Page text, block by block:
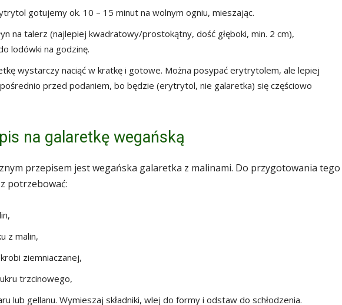
gotujemy ok. 10 – 15 minut na wolnym ogniu, mieszając.
na talerz (najlepiej kwadratowy/prostokątny, dość głęboki, min. 2 cm),
lodówki na godzinę.
wystarczy naciąć w kratkę i gotowe. Można posypać erytrytolem, ale lepiej
przed podaniem, bo będzie (erytrytol, nie galaretka) się częściowo
na galaretkę wegańską
przepisem jest wegańska galaretka z malinami. Do przygotowania tego
potrzebować:
z malin,
ziemniaczanej,
trzcinowego,
lub gellanu. Wymieszaj składniki, wlej do formy i odstaw do schłodzenia.